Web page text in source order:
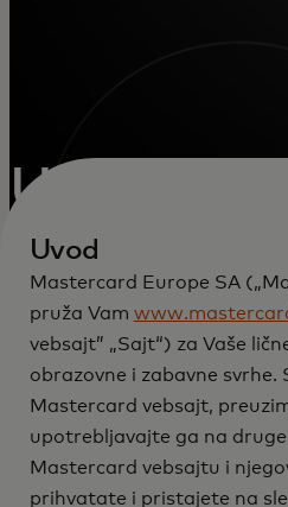
Uslovi
Uvod
Mastercard Europe SA
pruža Vam
vebsajt” „Sajt“) za Vaše
obrazovne i zabavne
Mastercard vebsajt,
upotrebljavajte ga na
Mastercard vebsajtu i
prihvatate i pristajete na